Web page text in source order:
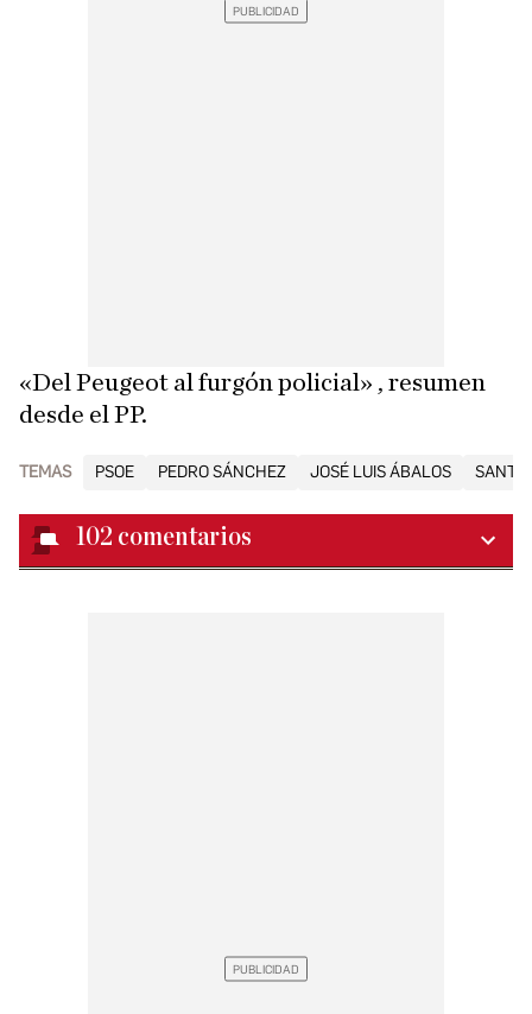
«Del Peugeot al furgón policial» , resumen
desde el PP.
TEMAS PSOE PEDRO SÁNCHEZ JOSÉ LUIS ÁBALOS
102 comentarios